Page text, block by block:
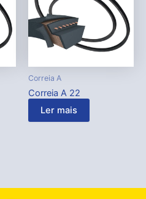
Correia A
Correia A 22
Ler mais